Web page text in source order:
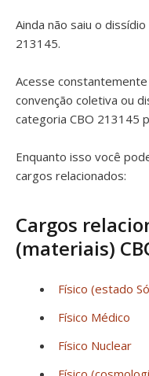
Ainda não saiu o
213145.
Acesse
convenção coletiva ou
categoria CBO 213145
Enquanto isso você
cargos relacionados:
Cargos
(materiais)
Físico (estado
Físico Médico
Físico Nuclear